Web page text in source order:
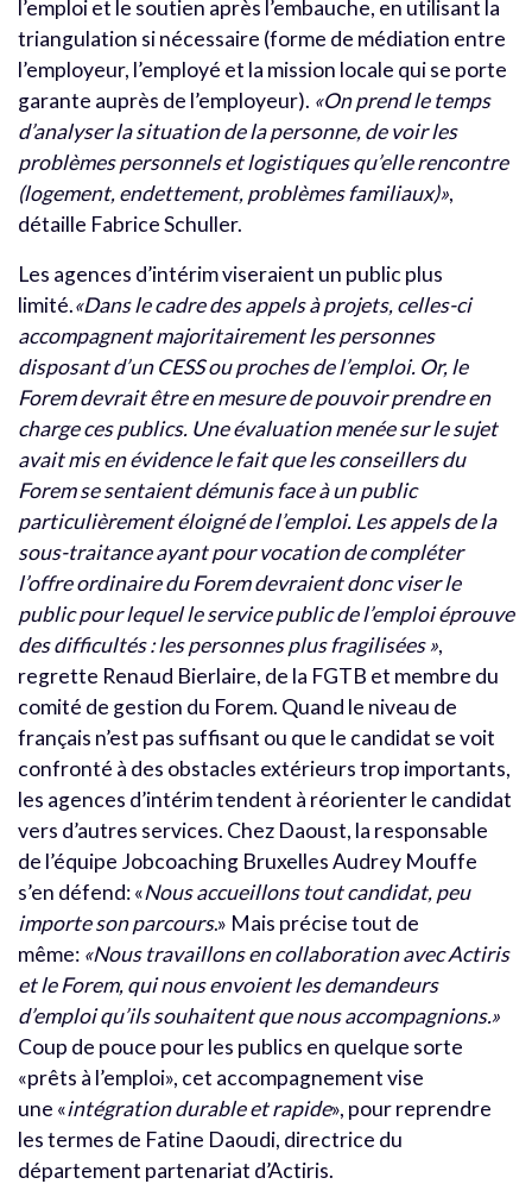
l’emploi et le soutien après l’embauche, en utilisant la
triangulation si nécessaire (forme de médiation entre
l’employeur, l’employé et la mission locale qui se porte
garante auprès de l’employeur). «On prend le temps
d’analyser la situation de la personne, de voir les
problèmes personnels et logistiques qu’elle rencontre
(logement, endettement, problèmes familiaux)»,
détaille Fabrice Schuller.
Les agences d’intérim viseraient un public plus
limité.«Dans le cadre des appels à projets, celles-ci
accompagnent majoritairement les personnes
disposant d’un CESS ou proches de l’emploi. Or, le
Forem devrait être en mesure de pouvoir prendre en
charge ces publics. Une évaluation menée sur le sujet
avait mis en évidence le fait que les conseillers du
Forem se sentaient démunis face à un public
particulièrement éloigné de l’emploi. Les appels de la
sous-traitance ayant pour vocation de compléter
l’offre ordinaire du Forem devraient donc viser le
public pour lequel le service public de l’emploi éprouve
des difficultés : les personnes plus fragilisées »,
regrette Renaud Bierlaire, de la FGTB et membre du
comité de gestion du Forem. Quand le niveau de
français n’est pas suffisant ou que le candidat se voit
confronté à des obstacles extérieurs trop importants,
les agences d’intérim tendent à réorienter le candidat
vers d’autres services. Chez Daoust, la responsable
de l’équipe Jobcoaching Bruxelles Audrey Mouffe
s’en défend: «Nous accueillons tout candidat, peu
importe son parcours.» Mais précise tout de
même: «Nous travaillons en collaboration avec Actiris
et le Forem, qui nous envoient les demandeurs
d’emploi qu’ils souhaitent que nous accompagnions.»
Coup de pouce pour les publics en quelque sorte
«prêts à l’emploi», cet accompagnement vise
une «intégration durable et rapide», pour reprendre
les termes de Fatine Daoudi, directrice du
département partenariat d’Actiris.